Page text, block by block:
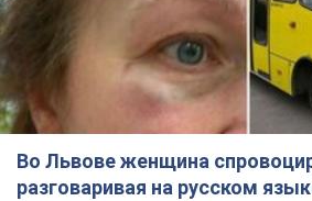
Во Львове женщина
разговаривая на русском